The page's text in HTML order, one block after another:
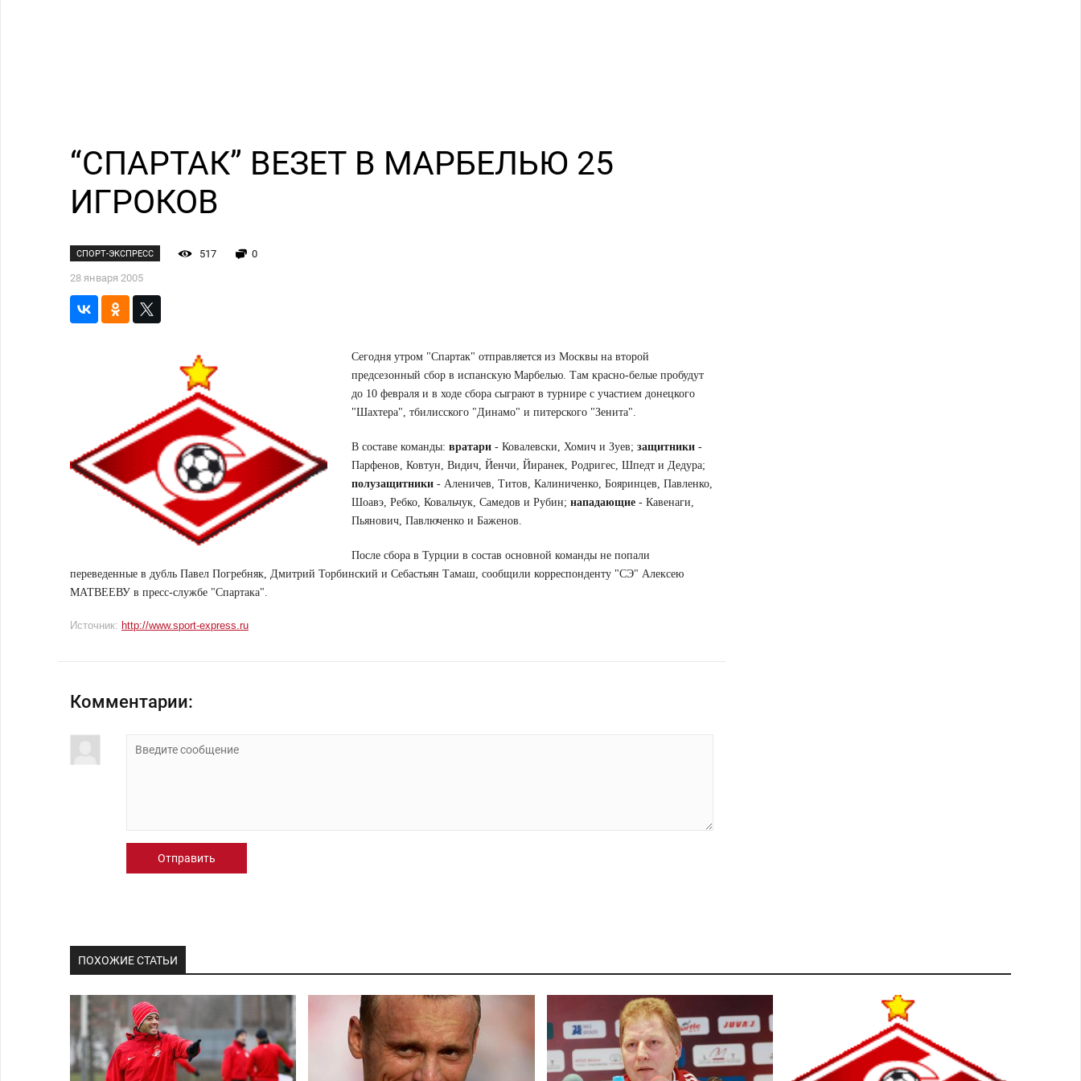
“СПАРТАК” ВЕЗЕТ В МАРБЕЛЬЮ 25
ИГРОКОВ
СПОРТ-ЭКСПРЕСС 517
0
28 января 2005
Сегодня утром "Спартак" отправляется из Москвы на второй
предсезонный сбор в испанскую Марбелью. Там красно-белые пробудут
до 10 февраля и в ходе сбора сыграют в турнире с участием донецкого
"Шахтера", тбилисского "Динамо" и питерского "Зенита".
В составе команды: вратари - Ковалевски, Хомич и Зуев; защитники -
Парфенов, Ковтун, Видич, Йенчи, Йиранек, Родригес, Шпедт и Дедура;
полузащитники - Аленичев, Титов, Калиниченко, Бояринцев, Павленко,
Шоавэ, Ребко, Ковальчук, Самедов и Рубин; нападающие - Кавенаги,
Пьянович, Павлюченко и Баженов.
После сбора в Турции в состав основной команды не попали
переведенные в дубль Павел Погребняк, Дмитрий Торбинский и Себастьян Тамаш, сообщили корреспонденту "СЭ" Алексею
МАТВЕЕВУ в пресс-службе "Спартака".
Источник: http://www.sport-express.ru
Комментарии:
Отправить
ПОХОЖИЕ СТАТЬИ